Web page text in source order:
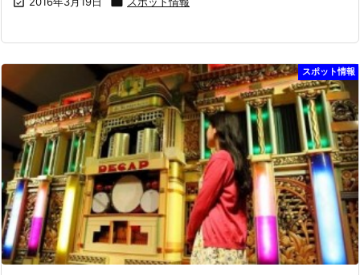
スポット情報